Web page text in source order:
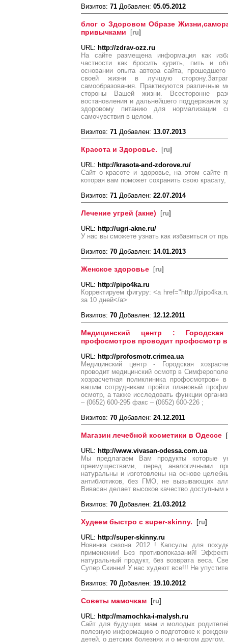
Визитов: 71 Добавлен: 05.05.2012
блог о Здоровом Образе
привычками [ru]
URL: http://zdrav-ozz.ru
На сайте размещена информация как
частности как бросить курить, пить и
основании опыта автора сайта,
своей жизни в лучшую
самообразования. Практикуются различные
стороны Вашей жизни. Всесторонне
востановления и дальнейшего поддержания
здоровому питанию для нормализации
самочувствия в целом.
Визитов: 71 Добавлен: 13.07.2013
Красота и Здоровье. [ru]
URL: http://krasota-and-zdorove.ru/
Сайт о красоте и здоровье, на этом сайте
которая вам поможет сохранить свою
Визитов: 71 Добавлен: 22.07.2014
Лечение угрей (акне) [ru]
URL: http://ugri-akne.ru/
У нас вы сможете узнать как избавиться от
Визитов: 70 Добавлен: 14.01.2013
Женское здоровье [ru]
URL: http://pipo4ka.ru
Корректируем фигуру: <a href="http://
за 10 дней</a>
Визитов: 70 Добавлен: 12.12.2011
Медицинский центр : Городская
профосмотров проводит профосмотр
URL: http://profosmotr.crimea.ua
Медицинский центр - Городская
проводит медицинский осмотр в
хозрасчетная поликлиника
вашим сотрудникам пройти плановый
осмотр, а также исследовать функции
– (0652) 600-295 факс – (0652) 600-226 ;
Визитов: 70 Добавлен: 24.12.2011
Магазин лечебной косметики в Одессе [
URL: http://www.vivasan-odessa.com.ua
Мы предлагаем Вам продукты которые
преимуществами, перед аналогичными
натуральны и изготовлены на основе
антибиотиков, без ГМО, не вызывающих
Вивасан делает высокое качество доступным
Визитов: 70 Добавлен: 21.03.2012
Худеем быстро с super-skinny. [ru]
URL: http://super-skinny.ru
Новинка сезона 2012 ! Капсулы для
применении! Без противопоказаний!
натуральный продукт, без возврата веса.
Супер Скинни! У нас худеют все!!! Не
Визитов: 70 Добавлен: 19.10.2012
Советы мамочкам [ru]
URL: http://mamochka-i-malysh.ru
Cайт для будущих мам и молодых
полезную информацию о подготовке к
детей, о детских болезнях и о многом другом.